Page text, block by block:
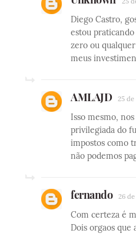
Diego Castro,
estou praticando
zero ou
meus
AMLAJD 25 de
Isso mesmo,
privilegiada do
impostos como
não podemos
fernando 26 de
Com certeza é
Dois orgaos que